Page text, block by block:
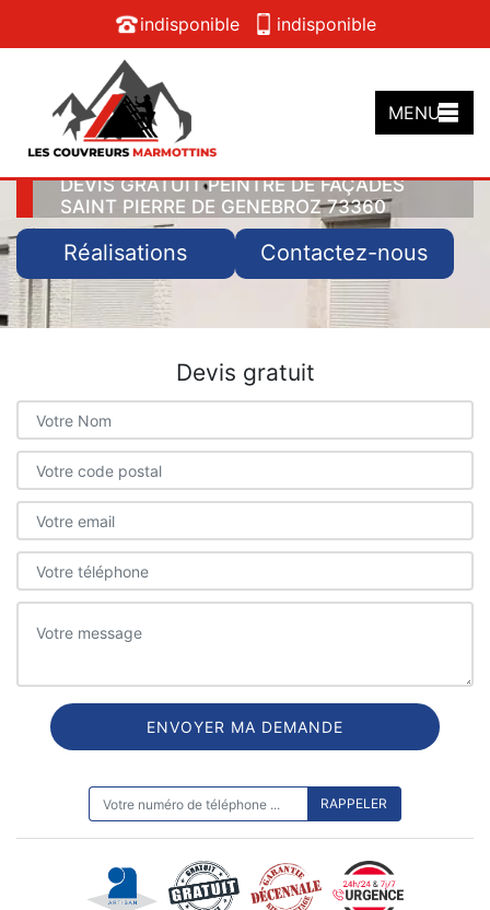
indisponible indisponible
MENU
DEVIS GRATUIT PEINTRE DE FAÇADES
SAINT PIERRE DE GENEBROZ 73360
Réalisations Contactez-nous
Devis gratuit